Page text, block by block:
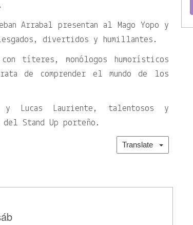
Arrabal presentan al Mago Yopo y
divertidos y humillantes.
títeres, monólogos humorísticos
de comprender el mundo de los
y Lucas Lauriente, talentosos y
Stand Up porteño.
Translate